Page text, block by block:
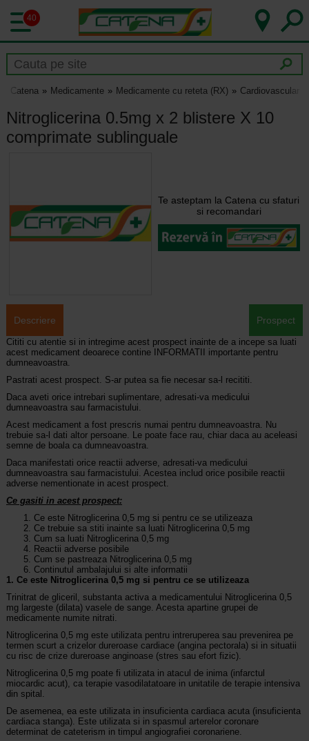
40
Catena Medicamente Medicamente cu reteta (RX) Cardiovascular
Nitroglicerina 0.5mg x 2 blistere X 10
comprimate sublinguale
Te asteptam la Catena cu sfaturi
si recomandari
Descriere Prospect
Cititi cu atentie si in intregime acest prospect inainte de a incepe sa luati
acest medicament deoarece contine INFORMATII importante pentru
dumneavoastra.
Pastrati acest prospect. S-ar putea sa fie necesar sa-l recititi.
Daca aveti orice intrebari suplimentare, adresati-va medicului
dumneavoastra sau farmacistului.
Acest medicament a fost prescris numai pentru dumneavoastra. Nu
trebuie sa-l dati altor persoane. Le poate face rau, chiar daca au aceleasi
semne de boala ca dumneavoastra.
Daca manifestati orice reactii adverse, adresati-va medicului
dumneavoastra sau farmacistului. Acestea includ orice posibile reactii
adverse nementionate in acest prospect.
Ce gasiti in acest prospect:
Ce este Nitroglicerina 0,5 mg si pentru ce se utilizeaza
Ce trebuie sa stiti inainte sa luati Nitroglicerina 0,5 mg
Cum sa luati Nitroglicerina 0,5 mg
Reactii adverse posibile
Cum se pastreaza Nitroglicerina 0,5 mg
Continutul ambalajului si alte informatii
1. Ce este Nitroglicerina 0,5 mg si pentru ce se utilizeaza
Trinitrat de gliceril, substanta activa a medicamentului Nitroglicerina 0,5
mg largeste (dilata) vasele de sange. Acesta apartine grupei de
medicamente numite nitrati.
Nitroglicerina 0,5 mg este utilizata pentru intreruperea sau prevenirea pe
termen scurt a crizelor dureroase cardiace (angina pectorala) si in situatii
cu risc de crize dureroase anginoase (stres sau efort fizic).
Nitroglicerina 0,5 mg poate fi utilizata in atacul de inima (infarctul
miocardic acut), ca terapie vasodilatatoare in unitatile de terapie intensiva
din spital.
De asemenea, ea este utilizata in insuficienta cardiaca acuta (insuficienta
cardiaca stanga). Este utilizata si in spasmul arterelor coronare
determinat de cateterism in timpul angiografiei coronariene.